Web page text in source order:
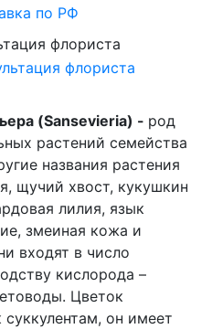
флориста
(Sansevieria) - род
растений семейства
названия растения
щучий хвост, кукушкин
лилия, язык
змеиная кожа и
входят в число
кислорода –
Цветок
он имеет